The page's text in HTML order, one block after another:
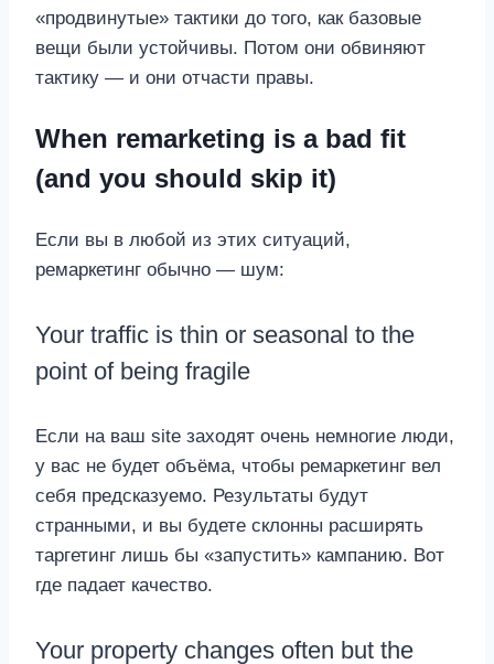
«продвинутые» тактики до того, как базовые
вещи были устойчивы. Потом они обвиняют
тактику — и они отчасти правы.
When remarketing is a bad fit
(and you should skip it)
Если вы в любой из этих ситуаций,
ремаркетинг обычно — шум:
Your traffic is thin or seasonal to the
point of being fragile
Если на ваш site заходят очень немногие люди,
у вас не будет объёма, чтобы ремаркетинг вел
себя предсказуемо. Результаты будут
странными, и вы будете склонны расширять
таргетинг лишь бы «запустить» кампанию. Вот
где падает качество.
Your property changes often but the